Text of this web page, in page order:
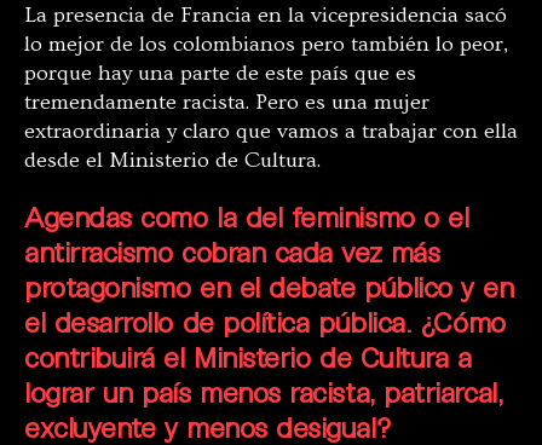
La presencia de Francia en la vicepresidencia sacó
lo mejor de los colombianos pero también lo peor,
porque hay una parte de este país que es
tremendamente racista. Pero es una mujer
extraordinaria y claro que vamos a trabajar con ella
desde el Ministerio de Cultura.
Agendas como la del feminismo o el
antirracismo cobran cada vez más
protagonismo en el debate público y en
el desarrollo de política pública. ¿Cómo
contribuirá el Ministerio de Cultura a
lograr un país menos racista, patriarcal,
excluyente y menos desigual?